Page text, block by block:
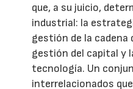
que, a su juicio,
industrial: la
gestión de la cadena
gestión del capital y
tecnología. Un
interrelacionados